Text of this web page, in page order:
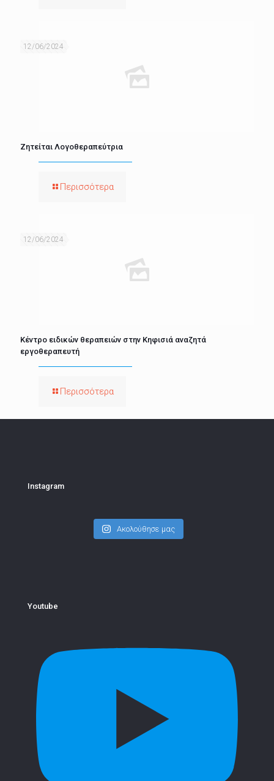
12/06/2024
Ζητείται Λογοθεραπεύτρια
Περισσότερα
12/06/2024
Κέντρο ειδικών θεραπειών στην Κηφισιά αναζητά
εργοθεραπευτή
Περισσότερα
Instagram
Ακολούθησε μας
Youtube